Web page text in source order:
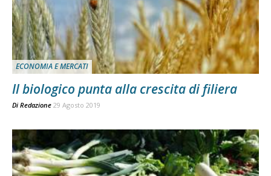
ECONOMIA E MERCATI
Il biologico punta alla crescita di filiera
Di Redazione 29 Agosto 2019